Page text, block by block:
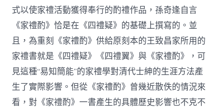
式以使家禮活動獲得奉行的酌禮作品，孫奇逢自言
《家禮酌》恰是在《四禮疑》的基礎上撰寫的。並
且，為重刻《家禮酌》供給原刻本的王致昌家所用的
家禮書就是《四禮疑》《四禮翼》與《家禮酌》，可
見這種“易知簡能”的家禮學對清代士紳的生涯方法產
生了實際影響。但從《家禮酌》曾幾近散佚的情況來
看，對《家禮酌》一書產生的具體歷史影響也不克不